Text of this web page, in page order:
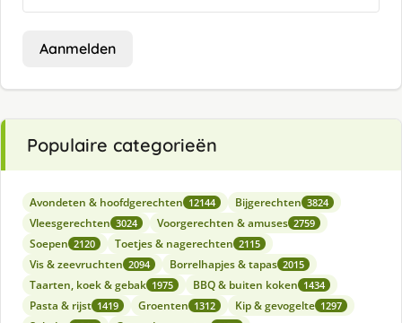
Aanmelden
Populaire categorieën
Avondeten & hoofdgerechten 12144 Bijgerechten 3824
Vleesgerechten 3024 Voorgerechten & amuses 2759
Soepen 2120 Toetjes & nagerechten 2115
Vis & zeevruchten 2094 Borrelhapjes & tapas 2015
Taarten, koek & gebak 1975 BBQ & buiten koken 1434
Pasta & rijst 1419 Groenten 1312 Kip & gevogelte 1297